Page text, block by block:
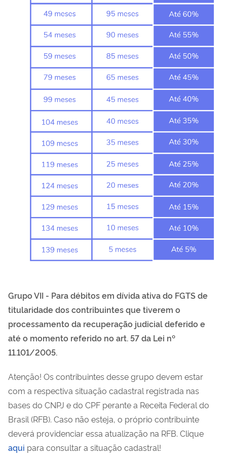
Grupo VII - Para débitos em dívida ativa do FGTS de
titularidade dos contribuintes que tiverem o
processamento da recuperação judicial deferido e
até o momento referido no art. 57 da Lei nº
11.101/2005.
Atenção! Os contribuintes desse grupo devem estar
com a respectiva situação cadastral registrada nas
bases do CNPJ e do CPF perante a Receita Federal do
Brasil (RFB). Caso não esteja, o próprio contribuinte
deverá providenciar essa atualização na RFB. Clique
aqui para consultar a situação cadastral!